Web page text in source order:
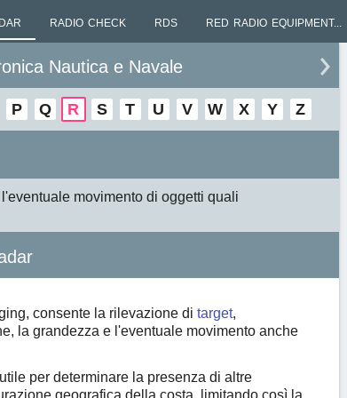
RADIO CHECK RDS RED RADIO EQUIPMENT...
Nautica e Navale
P Q R S T U V W X Y Z
movimento di oggetti quali
consente la rilevazione ditarget,
la grandezza e l'eventuale movimento anche
per determinare la presenza di altre
geografica della costa, limitando così la